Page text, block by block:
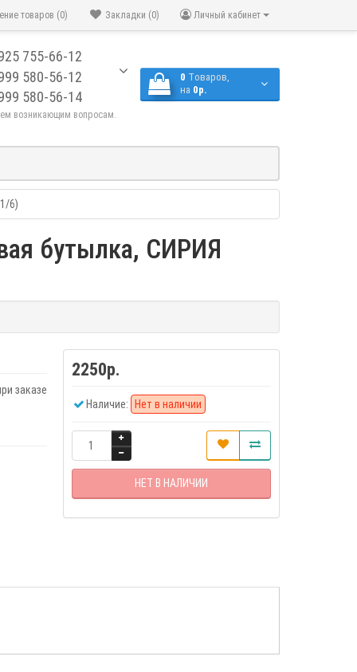
Личный кабинет
Закладки (0)
товаров (0)
755-66-12
580-56-12
580-56-14
возникающим вопросам.
0 Tоваров,
на 0р.
6)
бутылка, СИРИЯ
заказе
2250р.
Наличие: Нет в наличии
НЕТ В НАЛИЧИИ